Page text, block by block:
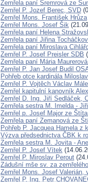
Zemřela paní Šremrová ze
Zemřel P. Jozef Berec, SVD
Zemřel Mons. František Hrůza
Zemřel Mons. Josef Šik
Zemřela paní Helena
Zemřela paní Jiřina
Zemřela paní Miroslava
Zemřel P. Josef Preisler SDB
Zemřela paní Mária
Zemřel P. Jan Josef Budil
Pohřeb otce kardinála
Zemřel P. Vojtěch Václav
Zemřel kapitulní kanovník
Zemřel D. Ing. Jiří Sedláček,
Zemřela sestra M. Imelda -
Zemřel p. Josef Major ze
Zemřela paní Zemanová ze
Pohřeb P. Jacquea Hamela z
Výzva předsednictva ČBK k
Zemřela sestra M. Jovita -
Zemřel P. Josef Vítek
Zemřel P. Miroslav Perout
Zádušní mše sv. za
Zemřel Mons. Josef Valerián,
Zemřel P. Ing. Petr